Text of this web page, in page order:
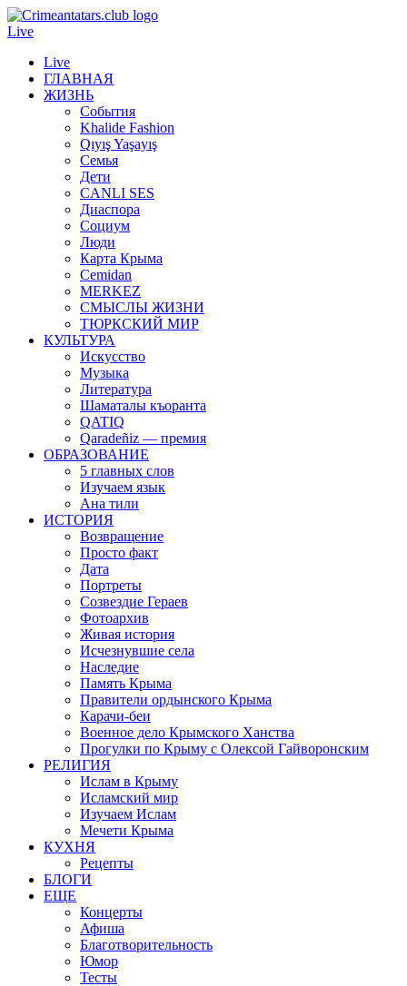
Live
Live
ГЛАВНАЯ
ЖИЗНЬ
События
Khalide Fashion
Qıyış Yaşayış
Семья
Дети
CANLI SES
Диаспора
Социум
Люди
Карта Крыма
Cemidan
МERKEZ
СМЫСЛЫ ЖИЗНИ
ТЮРКСКИЙ МИР
КУЛЬТУРА
Искусство
Музыка
Литература
Шаматалы къоранта
QATIQ
Qaradeñiz — премия
ОБРАЗОВАНИЕ
5 главных слов
Изучаем язык
Ана тили
ИСТОРИЯ
Возвращение
Просто факт
Дата
Портреты
Созвездие Гераев
Фотоархив
Живая история
Исчезнувшие села
Наследие
Память Крыма
Правители ордынского Крыма
Карачи-беи
Военное дело Крымского Ханства
Прогулки по Крыму с Олексой Гайворонским
РЕЛИГИЯ
Ислам в Крыму
Исламский мир
Изучаем Ислам
Мечети Крыма
КУХНЯ
Рецепты
БЛОГИ
ЕЩЕ
Концерты
Афиша
Благотворительность
Юмор
Тесты